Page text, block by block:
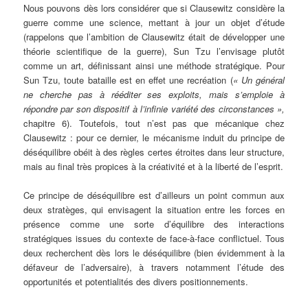
Nous pouvons dès lors considérer que si Clausewitz considère la
guerre comme une science, mettant à jour un objet d’étude
(rappelons que l’ambition de Clausewitz était de développer une
théorie scientifique de la guerre), Sun Tzu l’envisage plutôt
comme un art, définissant ainsi une méthode stratégique. Pour
Sun Tzu, toute bataille est en effet une recréation (« Un général
ne cherche pas à rééditer ses exploits, mais s’emploie à
répondre par son dispositif à l’infinie variété des circonstances »,
chapitre 6). Toutefois, tout n’est pas que mécanique chez
Clausewitz : pour ce dernier, le mécanisme induit du principe de
déséquilibre obéit à des règles certes étroites dans leur structure,
mais au final très propices à la créativité et à la liberté de l’esprit.
Ce principe de déséquilibre est d’ailleurs un point commun aux
deux stratèges, qui envisagent la situation entre les forces en
présence comme une sorte d’équilibre des interactions
stratégiques issues du contexte de face-à-face conflictuel. Tous
deux recherchent dès lors le déséquilibre (bien évidemment à la
défaveur de l’adversaire), à travers notamment l’étude des
opportunités et potentialités des divers positionnements.